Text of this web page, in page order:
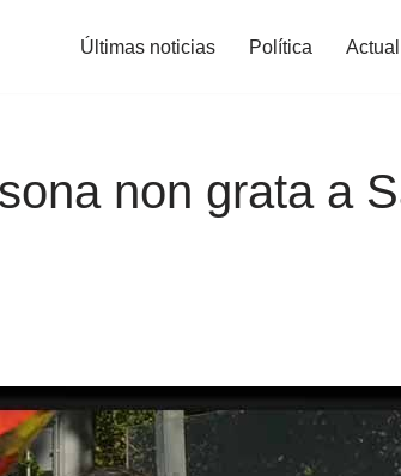
Últimas noticias Política
non grata a